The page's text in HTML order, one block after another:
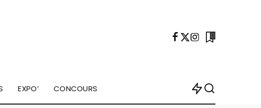
0
EXPO’ CONCOURS